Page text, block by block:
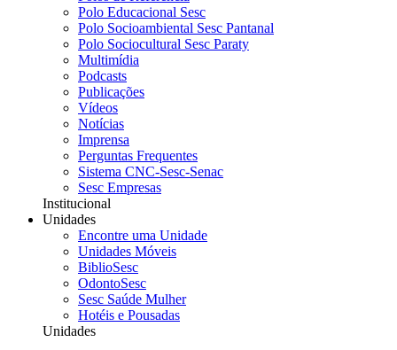
Polo Educacional Sesc
Polo Socioambiental Sesc Pantanal
Polo Sociocultural Sesc Paraty
Multimídia
Podcasts
Publicações
Vídeos
Notícias
Imprensa
Perguntas Frequentes
Sistema CNC-Sesc-Senac
Sesc Empresas
Institucional
Unidades
Encontre uma Unidade
Unidades Móveis
BiblioSesc
OdontoSesc
Sesc Saúde Mulher
Hotéis e Pousadas
Unidades